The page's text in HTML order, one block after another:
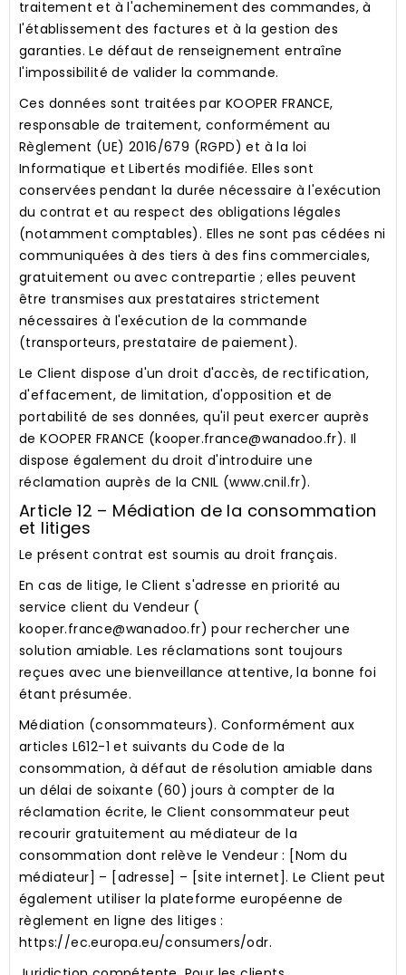
traitement et à l'acheminement des commandes, à
l'établissement des factures et à la gestion des
garanties. Le défaut de renseignement entraîne
l'impossibilité de valider la commande.
Ces données sont traitées par KOOPER FRANCE,
responsable de traitement, conformément au
Règlement (UE) 2016/679 (RGPD) et à la loi
Informatique et Libertés modifiée. Elles sont
conservées pendant la durée nécessaire à l'exécution
du contrat et au respect des obligations légales
(notamment comptables). Elles ne sont pas cédées ni
communiquées à des tiers à des fins commerciales,
gratuitement ou avec contrepartie ; elles peuvent
être transmises aux prestataires strictement
nécessaires à l'exécution de la commande
(transporteurs, prestataire de paiement).
Le Client dispose d'un droit d'accès, de rectification,
d'effacement, de limitation, d'opposition et de
portabilité de ses données, qu'il peut exercer auprès
de KOOPER FRANCE (kooper.france@wanadoo.fr). Il
dispose également du droit d'introduire une
réclamation auprès de la CNIL (www.cnil.fr).
Article 12 – Médiation de la consommation
et litiges
Le présent contrat est soumis au droit français.
En cas de litige, le Client s'adresse en priorité au
service client du Vendeur (
kooper.france@wanadoo.fr) pour rechercher une
solution amiable. Les réclamations sont toujours
reçues avec une bienveillance attentive, la bonne foi
étant présumée.
Médiation (consommateurs). Conformément aux
articles L612-1 et suivants du Code de la
consommation, à défaut de résolution amiable dans
un délai de soixante (60) jours à compter de la
réclamation écrite, le Client consommateur peut
recourir gratuitement au médiateur de la
consommation dont relève le Vendeur : [Nom du
médiateur] – [adresse] – [site internet]. Le Client peut
également utiliser la plateforme européenne de
règlement en ligne des litiges :
https://ec.europa.eu/consumers/odr.